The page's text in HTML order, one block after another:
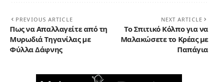
PREVIOUS ARTICLE
Πως να Απαλλαγείτε από τη
Μυρωδιά Τηγανίλας με
Φύλλα Δάφνης
NEXT ARTICLE
Το Σπιτικό Κόλπο για να
Μαλακώσετε το Κρέας με
Παπάγια